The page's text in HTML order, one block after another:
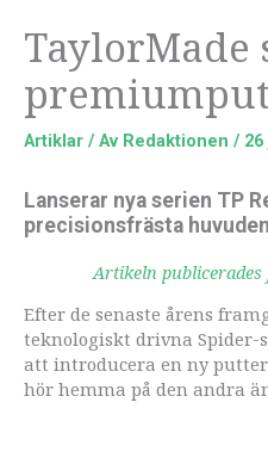
TaylorMade
Artiklar / Av Redaktionen /
Lanserar nya serien TP
precisionsfrästa
Artikeln publicerades
Efter de senaste årens
teknologiskt drivna Spider-
att introducera en ny
hör hemma på den andra